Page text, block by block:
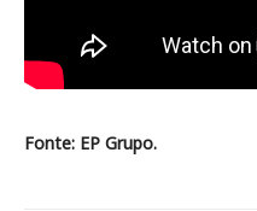
Fonte: EP Grupo.